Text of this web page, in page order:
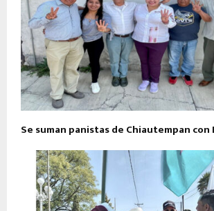
Se suman panistas de Chiautempan con